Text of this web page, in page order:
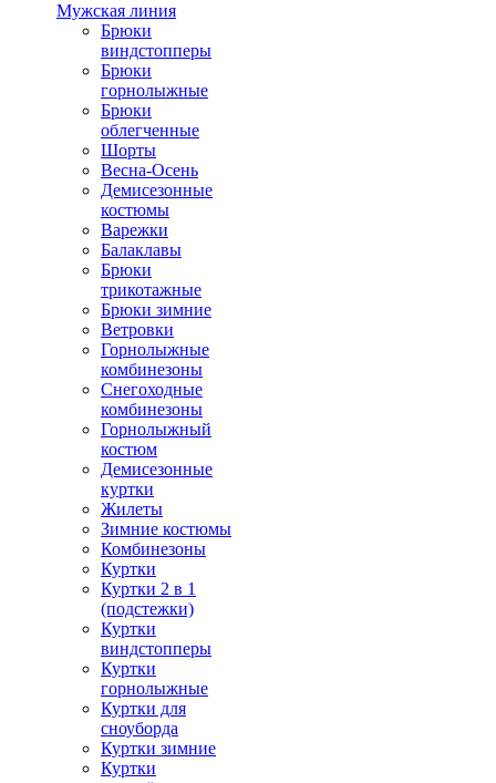
Мужская линия
Брюки
виндстопперы
Брюки
горнолыжные
Брюки
облегченные
Шорты
Весна-Осень
Демисезонные
костюмы
Варежки
Балаклавы
Брюки
трикотажные
Брюки зимние
Ветровки
Горнолыжные
комбинезоны
Снегоходные
комбинезоны
Горнолыжный
костюм
Демисезонные
куртки
Жилеты
Зимние костюмы
Комбинезоны
Куртки
Куртки 2 в 1
(подстежки)
Куртки
виндстопперы
Куртки
горнолыжные
Куртки для
сноуборда
Куртки зимние
Куртки